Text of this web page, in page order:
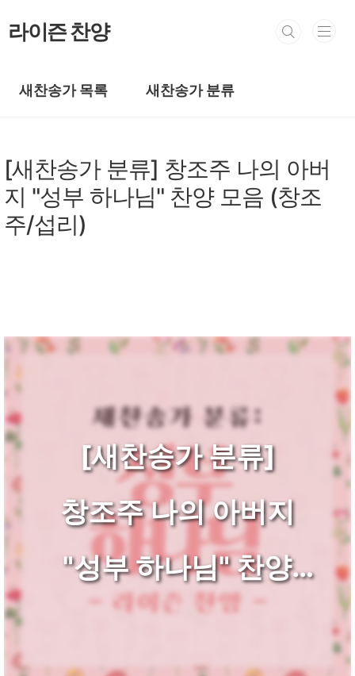
라이즌 찬양
새찬송가 목록 새찬송가 분류
[새찬송가 분류] 창조주 나의 아버
지 "성부 하나님" 찬양 모음 (창조
주/섭리)
[새찬송가 분류]
창조주 나의 아버지
"성부 하나님" 찬양
모음 (창조주/섭리)